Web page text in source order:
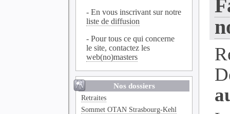
- En vous inscrivant sur notre
liste de diffusion
- Pour tous ce qui concerne
le site, contactez les
web(no)masters
Nos dossiers
Retraites
Sommet OTAN Strasbourg-Kehl